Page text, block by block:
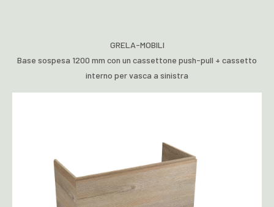
GRELA-MOBILI
Base sospesa 1200 mm con un cassettone push-pull + cassetto
interno per vasca a sinistra